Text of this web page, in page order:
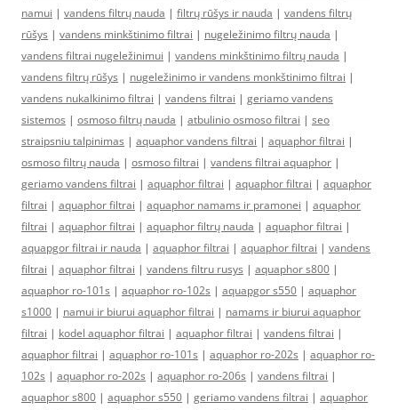
namui | vandens filtrų nauda | filtrų rūšys ir nauda | vandens filtrų
rūšys | vandens minkštinimo filtrai | nugeležinimo filtrų nauda |
vandens filtrai nugeležinimui | vandens minkštinimo filtrų nauda |
vandens filtrų rūšys | nugeležinimo ir vandens monkštinimo filtrai |
vandens nukalkinimo filtrai | vandens filtrai | geriamo vandens
sistemos | osmoso filtrų nauda | atbulinio osmoso filtrai | seo
straipsniu talpinimas | aquaphor vandens filtrai | aquaphor filtrai |
osmoso filtrų nauda | osmoso filtrai | vandens filtrai aquaphor |
geriamo vandens filtrai | aquaphor filtrai | aquaphor filtrai | aquaphor
filtrai | aquaphor filtrai | aquaphor namams ir pramonei | aquaphor
filtrai | aquaphor filtrai | aquaphor filtrų nauda | aquaphor filtrai |
aquapgor filtrai ir nauda | aquaphor filtrai | aquaphor filtrai | vandens
filtrai | aquaphor filtrai | vandens filtru rusys | aquaphor s800 |
aquaphor ro-101s | aquaphor ro-102s | aquapgor s550 | aquaphor
s1000 | namui ir biurui aquaphor filtrai | namams ir biurui aquaphor
filtrai | kodel aquaphor filtrai | aquaphor filtrai | vandens filtrai |
aquaphor filtrai | aquaphor ro-101s | aquaphor ro-202s | aquaphor ro-
102s | aquaphor ro-202s | aquaphor ro-206s | vandens filtrai |
aquaphor s800 | aquaphor s550 | geriamo vandens filtrai | aquaphor